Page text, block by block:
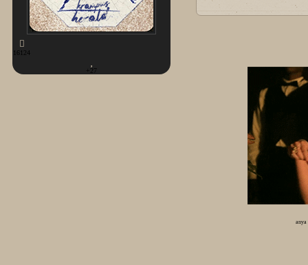
16124
+27
anya